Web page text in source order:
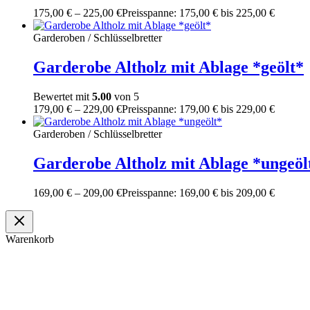
175,00 € – 225,00 €Preisspanne: 175,00 € bis 225,00 €
Garderoben / Schlüsselbretter
Garderobe Altholz mit Ablage *geölt*
Bewertet mit 5.00 von 5
179,00 € – 229,00 €Preisspanne: 179,00 € bis 229,00 €
Garderoben / Schlüsselbretter
Garderobe Altholz mit Ablage
169,00 € – 209,00 €Preisspanne: 169,00 € bis 209,00 €
Warenkorb